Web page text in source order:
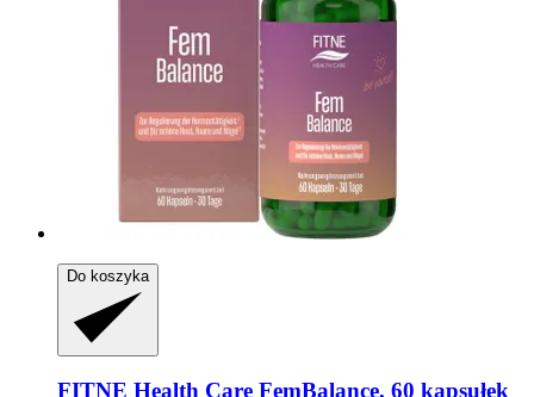
Do koszyka
FITNE Health Care FemBalance, 60 kapsułek